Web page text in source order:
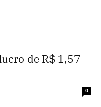
de R$ 1,57
0